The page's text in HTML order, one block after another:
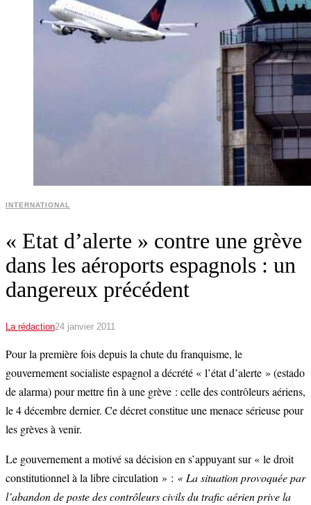
INTERNATIONAL
« Etat d’alerte » contre une grève
dans les aéroports espagnols : un
dangereux précédent
La rédaction24 janvier 2011
Pour la première fois depuis la chute du franquisme, le
gouvernement socialiste espagnol a décrété « l’état d’alerte » (estado
de alarma) pour mettre fin à une grève : celle des contrôleurs aériens,
le 4 décembre dernier. Ce décret constitue une menace sérieuse pour
les grèves à venir.
Le gouvernement a motivé sa décision en s’appuyant sur « le droit
constitutionnel à la libre circulation » : « La situation provoquée par
l’abandon de poste des contrôleurs civils du trafic aérien prive la